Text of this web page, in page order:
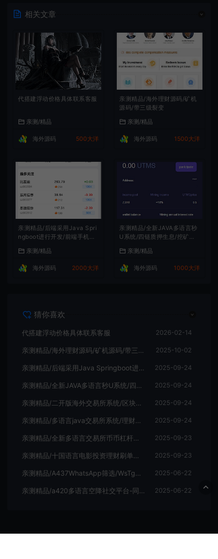
相关文章
代搭建浮动价格具体联系客服
亲测/精品
海外源码 500大洋
亲测精品/海外理财源码/矿机
源码/带三级裂变
亲测/精品
海外源码 1500大洋
亲测精品/后端采用Java Spri
ngboot进行开发/前端手机跟
前端vue源码！
亲测/精品
海外源码 2000大洋
亲测精品/全新JAVA多语言秒
U系统/四链质押生息/挖矿秒u
亲测/精品
海外源码 1000大洋
猜你喜欢
代搭建浮动价格具体联系客服 2026-02-14
亲测精品/海外理财源码/矿机源码/带三级裂变 2025-10-02
亲测精品/后端采用Java Springboot进行开发/前端手机跟代理vue开发 /系统全开源/带前端vue源码！ 2025-09-24
亲测精品/全新JAVA多语言秒U系统/四链质押生息/挖矿秒u系统 2025-09-24
亲测精品/二开版海外交易所系统/区块链交易所/质押挖矿/15国语言 2025-09-24
亲测精品/多语言java交易所系统/理财质押/永续期权/前端uianpp 2025-09-24
亲测精品/全新多语言交易所币币杠杆合约交易质押挖矿otc借贷区块链交易所 2025-09-23
亲测精品/十国语言电影投资理财刷单系统/理财分红源码 2025-09-23
亲测精品/A437WhatsApp筛选/WsTg外贸营销/Supplier推特号/FB号/谷歌号/小火箭/WsChannel社交账号 2025-06-22
亲测精品/a420多语言空降社交平台-同城任务接单 2025-06-22